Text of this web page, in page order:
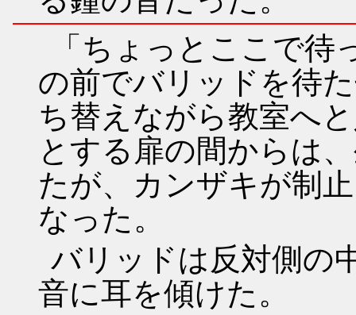
「ちょっとここで待
の前でバリッドを待
ち替えながら教室へ
とする扉の間からは
たが、カンザキが制
なった。
バリッドは反対側の
音に耳を傾けた。